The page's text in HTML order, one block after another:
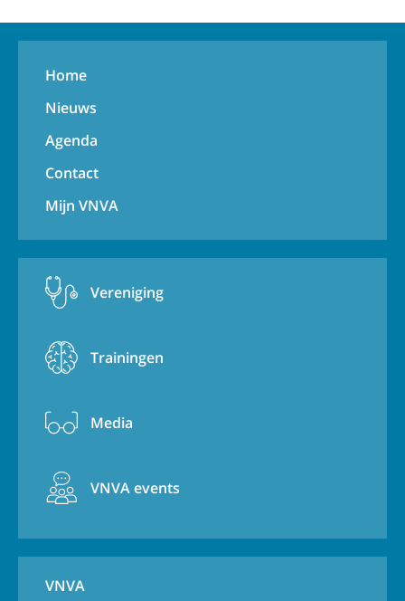
Home
Nieuws
Agenda
Contact
Mijn VNVA
Vereniging
Trainingen
Media
VNVA events
VNVA